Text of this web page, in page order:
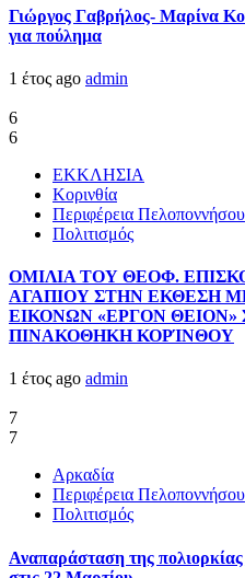
Γιώργος Γαβρήλος- Μαρίνα
για πούλημα
1 έτος ago admin
6
6
ΕΚΚΛΗΣΙΑ
Κορινθία
Περιφέρεια Πελοποννήσου
Πολιτισμός
ΟΜΙΛΙΑ ΤΟΥ ΘΕΟΦ.
ΑΓΑΠΙΟΥ ΣΤΗΝ ΕΚΘΕΣΗ
ΕΙΚΟΝΩΝ «ΕΡΓΟΝ
ΠΙΝΑΚΟΘΗΚΗ ΚΟΡΊΝΘΟΥ
1 έτος ago admin
7
7
Αρκαδία
Περιφέρεια Πελοποννήσου
Πολιτισμός
Αναπαράσταση της